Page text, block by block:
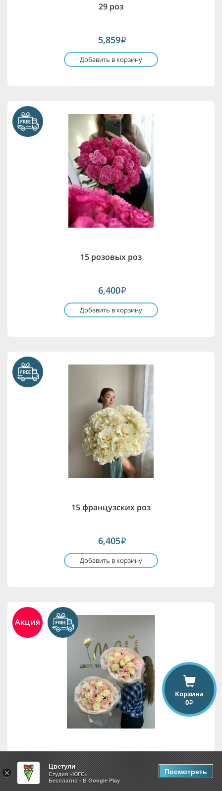
29 роз
5,859i
Добавить в корзину
15 розовых роз
6,400i
Добавить в корзину
15 французских роз
6,405i
Добавить в корзину
Акция
19 роз
Корзина
0i
×
Цветули
Студия «ЮГС»
Бесплатно - В Google Play
Посмотреть